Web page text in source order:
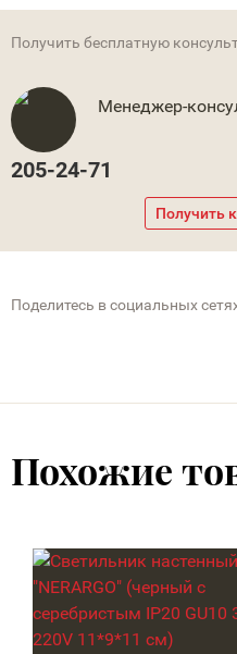
Получить бесплатную
Менеджер-
205-24-71
Получить
Поделитесь в социальных
Похожие